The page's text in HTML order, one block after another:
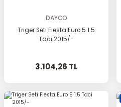
DAYCO
Triger Seti Fiesta Euro 5 1.5
Tdci 2015/-
3.104,26 TL